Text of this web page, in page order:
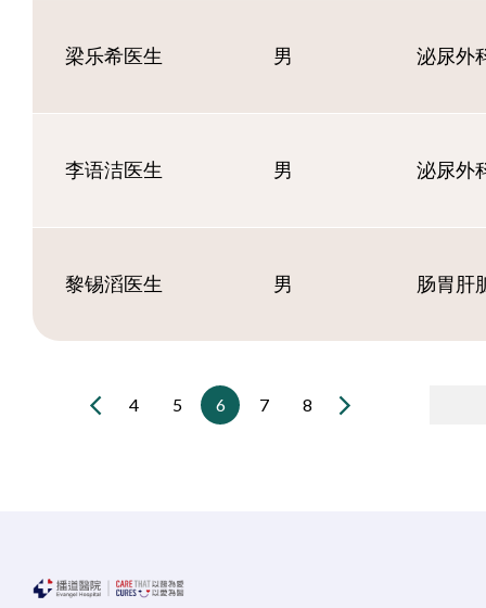
梁乐希医生 男 泌尿外
李语洁医生 男 泌尿外
黎锡滔医生 男 肠胃肝
4 5 6 7 8